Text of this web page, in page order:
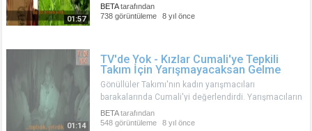
01:57
BETAtarafından
738 görüntüleme
8 yıl önce
01:14
TV'de Yok - Kızlar Cumali'ye Tepkili
Takım İçin Yarışmayacaksan Gelme
Gönüllüler Takımı'nın kadın yarışmacıları
barakalarında Cumali'yi değerlendirdi. Yarışmacıların
sözlerinden Cumali'ye tepkili oldukları anlaşıldı. İşte
o konuşma....
BETAtarafından
548 görüntüleme
8 yıl önce